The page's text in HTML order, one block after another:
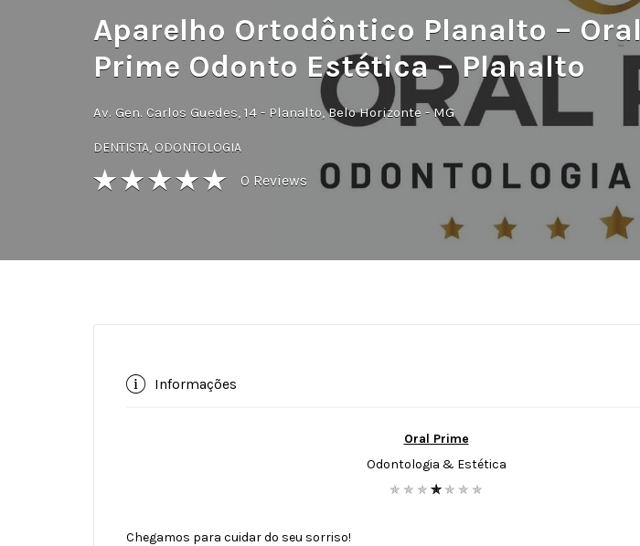
Aparelho Ortodôntico Planalto – Oral
Prime Odonto Estética – Planalto
Av. Gen. Carlos Guedes, 14 - Planalto, Belo Horizonte - MG
DENTISTA, ODONTOLOGIA
0 Reviews
Informações
Oral Prime
Odontologia & Estética
✯ ✯ ✯ ✯ ✯ ✯ ✯
Chegamos para cuidar do seu sorriso!